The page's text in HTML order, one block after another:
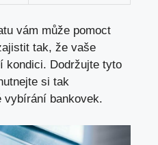
vám může pomoct
tak, že vaše
kondici. Dodržujte tyto
si tak
vybírání bankovek.